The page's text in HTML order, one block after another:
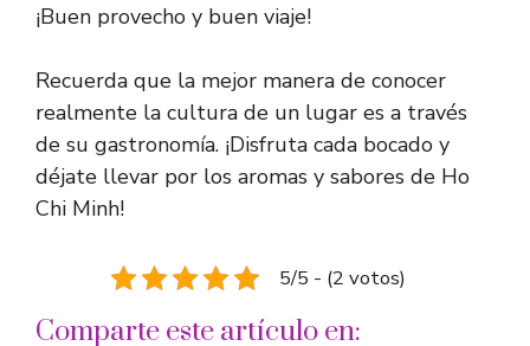
¡Buen provecho y buen viaje!
Recuerda que la mejor manera de conocer
realmente la cultura de un lugar es a través
de su gastronomía. ¡Disfruta cada bocado y
déjate llevar por los aromas y sabores de Ho
Chi Minh!
5/5 - (2 votos)
Comparte este artículo en: